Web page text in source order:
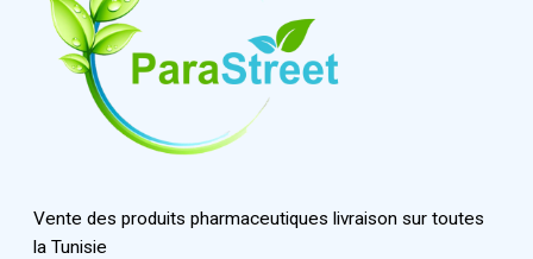
Vente des produits pharmaceutiques livraison sur toutes
la Tunisie